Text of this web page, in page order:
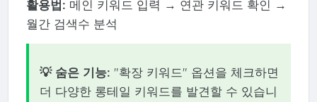
활용법: 메인 키워드 입력 → 연관 키워드 확인 →
월간 검색수 분석
💡 숨은 기능: "확장 키워드" 옵션을 체크하면
더 다양한 롱테일 키워드를 발견할 수 있습니